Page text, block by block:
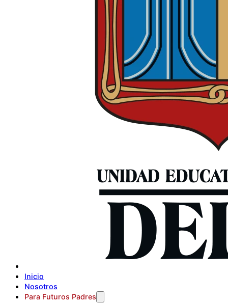
Inicio
Nosotros
Para Futuros Padres